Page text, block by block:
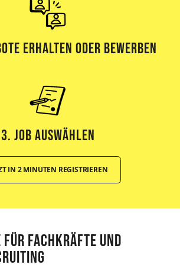
erhalten oder bewerben
3. Job Auswählen
IN 2 MINUTEN REGISTRIEREN
für Fachkräfte und